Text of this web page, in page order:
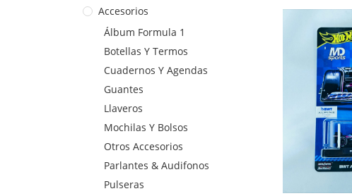
Accesorios
Álbum Formula 1
Botellas Y Termos
Cuadernos Y Agendas
Guantes
Llaveros
Mochilas Y Bolsos
Otros Accesorios
Parlantes & Audifonos
Pulseras